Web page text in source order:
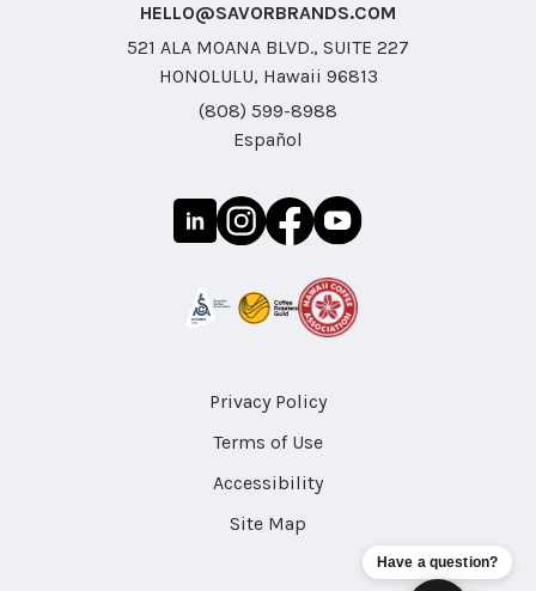
HELLO@SAVORBRANDS.COM
521 ALA MOANA BLVD., SUITE 227
HONOLULU, Hawaii 96813
(808) 599-8988
Español
Privacy Policy
Terms of Use
Accessibility
Site Map
Have a question?